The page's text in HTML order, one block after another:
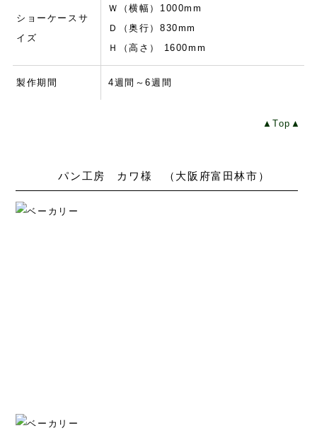
ショーケースサ
イズ
Ｗ（横幅）1000mm
Ｄ（奥行）830mm
Ｈ（高さ） 1600mm
製作期間 4週間～6週間
▲Top▲
パン工房 カワ様 （大阪府富田林市）